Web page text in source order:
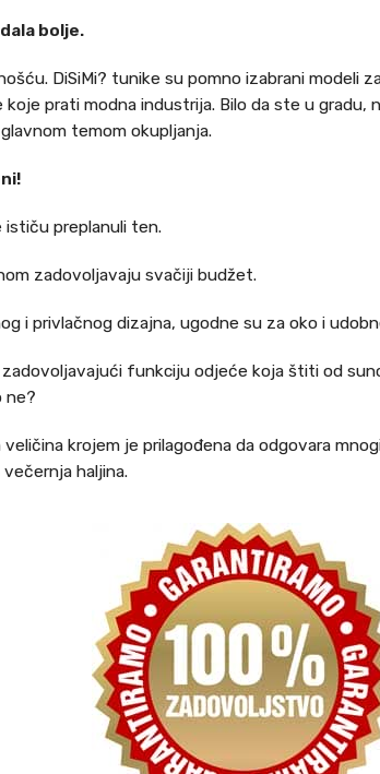
bolje.
DiSiMi? tunike su pomno izabrani modeli
prati modna industrija. Bilo da ste u gradu,
temom okupljanja.
ističu preplanuli ten.
zadovoljavaju svačiji budžet.
i privlačnog dizajna, ugodne su za oko i
funkciju odjeće koja štiti od
ne?
krojem je prilagođena da odgovara
haljina.